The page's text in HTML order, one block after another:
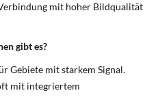
mit hoher Bildqualität
gibt es?
Gebiete mit starkem Signal.
mit integriertem